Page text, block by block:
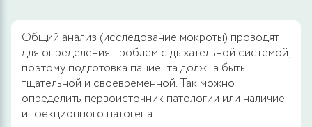
Общий анализ (исследование мокроты) проводят
для определения проблем с дыхательной системой,
поэтому подготовка пациента должна быть
тщательной и своевременной. Так можно
определить первоисточник патологии или наличие
инфекционного патогена.